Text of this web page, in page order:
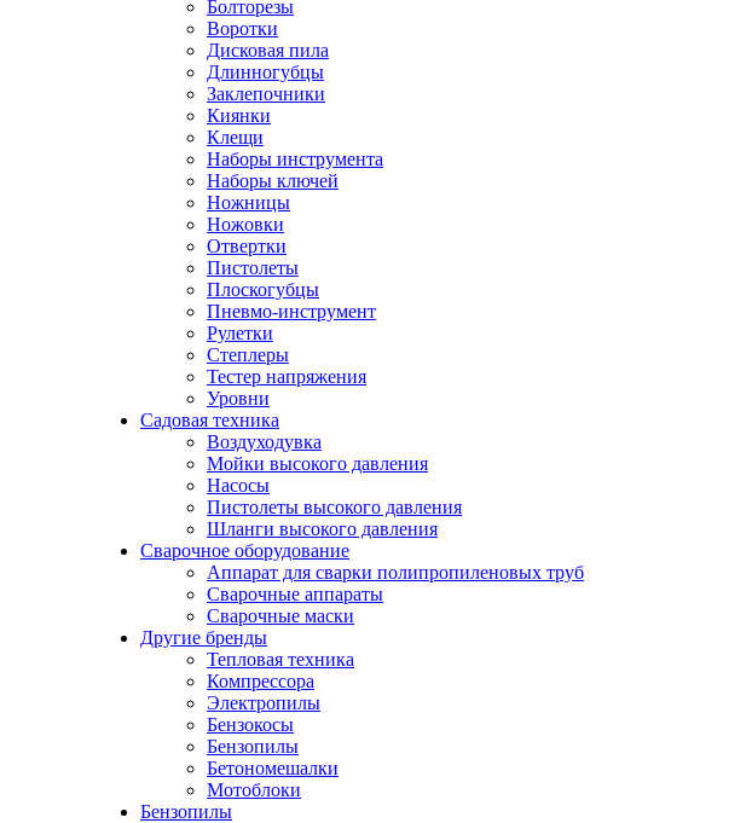
Болторезы
Воротки
Дисковая пила
Длинногубцы
Заклепочники
Киянки
Клещи
Наборы инструмента
Наборы ключей
Ножницы
Ножовки
Отвертки
Пистолеты
Плоскогубцы
Пневмо-инструмент
Рулетки
Степлеры
Тестер напряжения
Уровни
Садовая техника
Воздуходувка
Мойки высокого давления
Насосы
Пистолеты высокого давления
Шланги высокого давления
Сварочное оборудование
Аппарат для сварки полипропиленовых труб
Сварочные аппараты
Сварочные маски
Другие бренды
Тепловая техника
Компрессора
Электропилы
Бензокосы
Бензопилы
Бетономешалки
Мотоблоки
Бензопилы